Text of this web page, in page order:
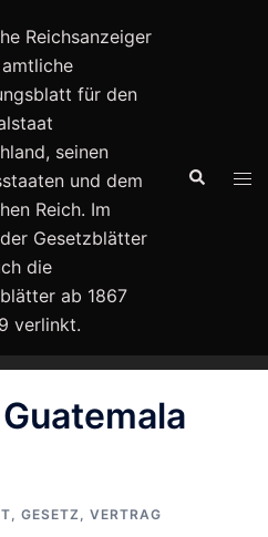
Reichsanzeiger
für den
seinen
und dem
Reich. Im
Gesetzblätter
die
ab 1867
verlinkt.
Suche
Guatemala
, GESETZ , VERTRAG